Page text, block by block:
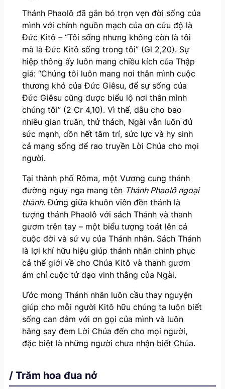
Thánh Phaolô đã gắn bó trọn vẹn đời sống của
mình với chính nguồn mạch của ơn cứu độ là
Đức Kitô – “Tôi sống nhưng không còn là tôi
mà là Ðức Kitô sống trong tôi” (Gl 2,20). Sự
hiệp thông ấy luôn mang chiều kích của Thập
giá: “Chúng tôi luôn mang nơi thân mình cuộc
thương khó của Ðức Giêsu, để sự sống của
Ðức Giêsu cũng được biểu lộ nơi thân mình
chúng tôi” (2 Cr 4,10). Vì thế, dẫu cho bao
nhiêu gian truân, thử thách, Ngài vẫn luôn đủ
sức mạnh, dồn hết tâm trí, sức lực và hy sinh
cả mạng sống để rao truyền Lời Chúa cho mọi
người.
Tại thành phố Rôma, một Vương cung thánh
đường nguy nga mang tên Thánh Phaolô ngoại
thành. Đứng giữa khuôn viên đền thánh là
tượng thánh Phaolô với sách Thánh và thanh
gươm trên tay – một biểu tượng toát lên cả
cuộc đời và sứ vụ của Thánh nhân. Sách Thánh
là lợi khí hữu hiệu giúp thánh nhân chinh phục
cả thế giới về cho Chúa Kitô và thanh gươm
ám chỉ cuộc tử đạo vinh thắng của Ngài.
Ước mong Thánh nhân luôn cầu thay nguyện
giúp cho mỗi người Kitô hữu chúng ta luôn biết
sống can đảm với ơn gọi của mình và luôn
hăng say đem Lời Chúa đến cho mọi người,
đặc biệt là những người chưa nhận biết Chúa.
/ Trăm hoa đua nở